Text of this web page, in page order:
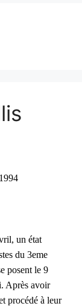
un état
du 3eme
posent le 9
Après avoir
procédé à leur